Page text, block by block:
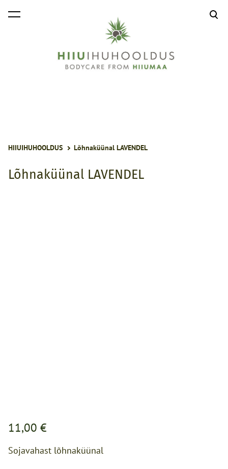
lisati ostukorvi. Vaata ostukorvi
HIIUIHUHOOLDUS Lõhnaküünal LAVENDEL
Lõhnaküünal LAVENDEL
11,00 €
Sojavahast lõhnaküünal